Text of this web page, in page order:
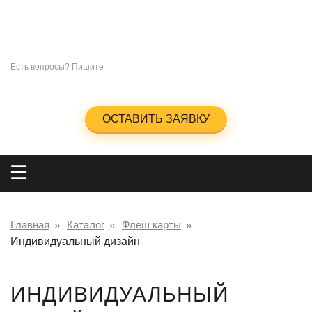
Есть вопросы? Пишите
ОСТАВИТЬ ЗАЯВКУ
Главная Каталог
Флеш карты
Индивидуальный дизайн
ИНДИВИДУАЛЬНЫЙ